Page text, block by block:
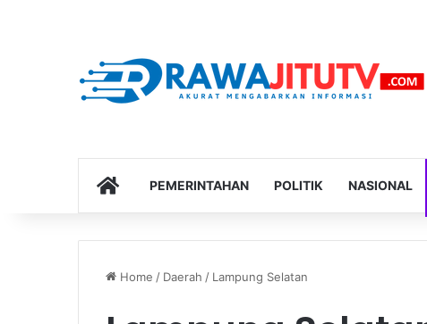
HOMEPEMERINTAHAN POLITIK NASIONAL
Home / Daerah / Lampung Selatan